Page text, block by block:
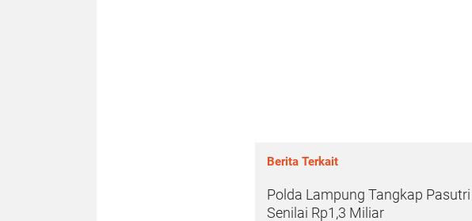
Berita Terkait
Polda Lampung Tangkap
Senilai Rp1,3 Miliar